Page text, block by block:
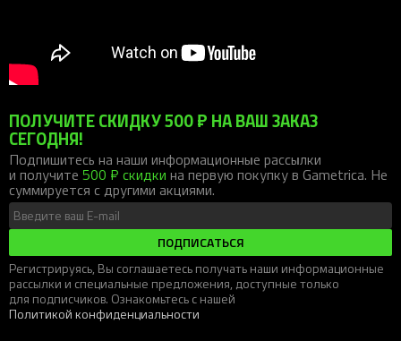
ПОЛУЧИТЕ СКИДКУ 500 ₽ НА ВАШ ЗАКАЗ
СЕГОДНЯ!
Подпишитесь на наши информационные рассылки
и получите 500 ₽ скидки на первую покупку в Gametrica. Не
суммируется с другими акциями.
ПОДПИСАТЬСЯ
Регистрируясь, Вы соглашаетесь получать наши информационные
рассылки и специальные предложения, доступные только
для подписчиков. Ознакомьтесь с нашей
Политикой конфиденциальности